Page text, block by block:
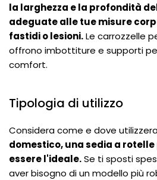
la larghezza e la profondità
adeguate alle tue misure
fastidi o lesioni.Le carrozzelle
offrono imbottiture e supporti
comfort.
Tipologia di utilizzo
Considera come e dove
domestico, una sedia a
essere l'ideale.Se ti sposti
aver bisogno di un modello più